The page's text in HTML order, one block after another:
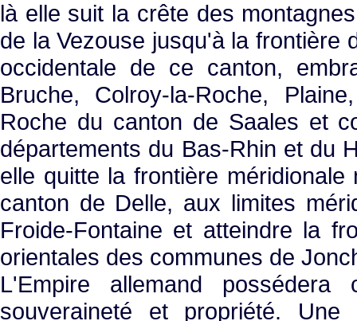
là elle suit la crête des
de la Vezouse jusqu'à la frontière
occidentale de ce canton,
Bruche, Colroy-la-Roche,
Roche du canton de Saales et
départements du Bas-Rhin et du
elle quitte la frontière
canton de Delle, aux limites
Froide-Fontaine et atteindre la
orientales des communes de
L'Empire allemand
souveraineté et propriété. Une